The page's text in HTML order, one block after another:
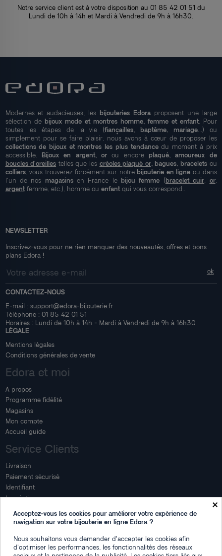
Notre service client est à votre disposition au 01 85 42 01 51 du
Lundi de 10h à 14h et Mardi à Vendredi de 9h à 16h30.
Modernes et audacieuses, les bijouteries Edoraproposent une large
sélection de bijoux mode et montres homme, femme et enfant. Pour
toutes les étapes de la vie (fiançailles, baptême, mariage...) ou
simplement pour se faire plaisir, nous avons à cœur de proposer les
collections de bijoux et montres les plus tendancedu moment à prix
accessible. Bijoux en argent, orou encore plaqué, amoureux de
boucles d'oreilles telles que les créoles plaqué or, bagues, braceletsou
colliers, vous trouverez forcément sur notre bijouterie en ligne ou dans
l'un de nos magasinsen France le bijou femme (bracelet cuir or,
argentfemme, etc.), homme ou enfantqui vous correspond..
NEWSLETTER
Inscrivez-vous pour ne rien manquer des nouveautés, offres et bons
plans Edora !
CONTACTEZ-NOUS
E-mail : support@edora-bijouterie.fr
Téléphone : 01 85 42 01 51
Horaires : Lundi de 10h à 14h - Mardi à Vendredi de 9h à 16h30
LÉGALE
Mentions légales
Conditions générales de vente
Edora et moi
A propos
Programme fidélité
Magasins
Mon compte
Accueil guide
Service Clients
Livraison
Paiement sécurisé
Identifiant
Inscription
Mon espace
Suivi de commande
Connexion
×
Acceptez-vous les cookies pour améliorer votre expérience de
navigation sur votre bijouterie en ligne Edora ?
Nous souhaitons vous demander d'accepter les cookies afin
d'optimiser les performances, les fonctionnalités des réseaux